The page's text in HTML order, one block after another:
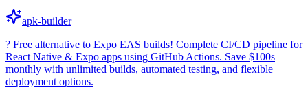
apk-builder
? Free alternative to Expo EAS builds! Complete CI/CD pipeline for
React Native & Expo apps using GitHub Actions. Save $100s
monthly with unlimited builds, automated testing, and flexible
deployment options.